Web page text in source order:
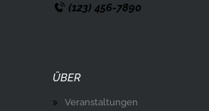
(123) 456-7890
ÜBER
Veranstaltungen